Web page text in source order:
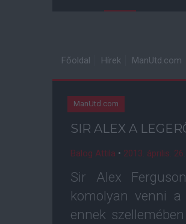
Főoldal Hírek ManUtd.com
ManUtd.com
SIR ALEX A
Balog Attila • 2013. április.
Sir Alex
komolyan venni
ennek